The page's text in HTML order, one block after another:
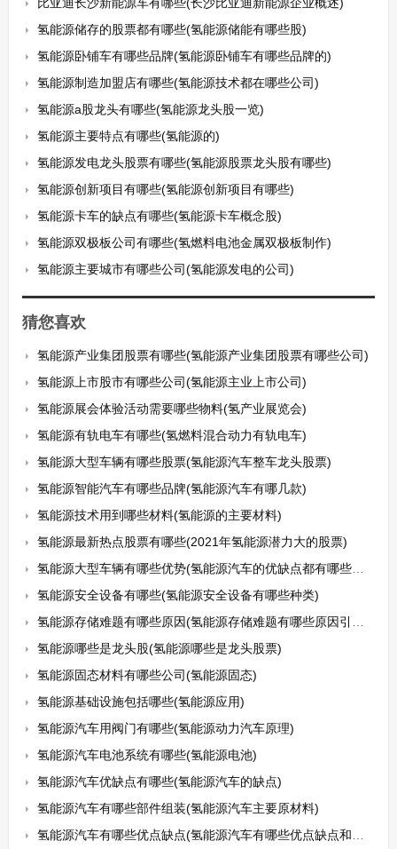
氢能源储存的股票都有哪些(氢能源储能有哪些股)
氢能源卧铺车有哪些品牌(氢能源卧铺车有哪些品牌的)
氢能源制造加盟店有哪些(氢能源技术都在哪些公司)
氢能源a股龙头有哪些(氢能源龙头股一览)
氢能源主要特点有哪些(氢能源的)
氢能源发电龙头股票有哪些(氢能源股票龙头股有哪些)
氢能源创新项目有哪些(氢能源创新项目有哪些)
氢能源卡车的缺点有哪些(氢能源卡车概念股)
氢能源双极板公司有哪些(氢燃料电池金属双极板制作)
氢能源主要城市有哪些公司(氢能源发电的公司)
猜您喜欢
氢能源产业集团股票有哪些(氢能源产业集团股票有哪些公司)
氢能源上市股市有哪些公司(氢能源主业上市公司)
氢能源展会体验活动需要哪些物料(氢产业展览会)
氢能源有轨电车有哪些(氢燃料混合动力有轨电车)
氢能源大型车辆有哪些股票(氢能源汽车整车龙头股票)
氢能源智能汽车有哪些品牌(氢能源汽车有哪几款)
氢能源技术用到哪些材料(氢能源的主要材料)
氢能源最新热点股票有哪些(2021年氢能源潜力大的股票)
氢能源大型车辆有哪些优势(氢能源汽车的优缺点都有哪些未来展前景如何)
氢能源安全设备有哪些(氢能源安全设备有哪些种类)
氢能源存储难题有哪些原因(氢能源存储难题有哪些原因引起的)
氢能源哪些是龙头股(氢能源哪些是龙头股票)
氢能源固态材料有哪些公司(氢能源固态)
氢能源基础设施包括哪些(氢能源应用)
氢能源汽车用阀门有哪些(氢能源动力汽车原理)
氢能源汽车电池系统有哪些(氢能源电池)
氢能源汽车优缺点有哪些(氢能源汽车的缺点)
氢能源汽车有哪些部件组装(氢能源汽车主要原材料)
氢能源汽车有哪些优点缺点(氢能源汽车有哪些优点缺点和不足)